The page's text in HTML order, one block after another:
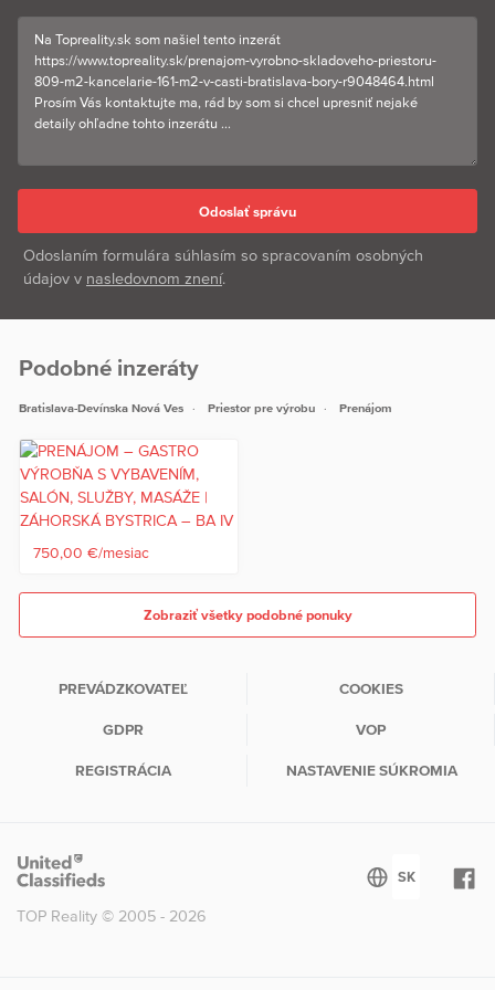
​© Text a fotografie sú autorským dielom a majetkom spoločnosti
KNB Real Estate Agency, s.r.o.
Odoslaním formulára súhlasím so spracovaním osobných
údajov v nasledovnom znení.
Podobné inzeráty
Bratislava-Devínska Nová Ves Priestor pre výrobu Prenájom
750,00 €/mesiac
Zobraziť všetky podobné ponuky
PREVÁDZKOVATEĽ COOKIES
GDPR VOP
REGISTRÁCIA NASTAVENIE SÚKROMIA
TOP Reality © 2005 - 2026